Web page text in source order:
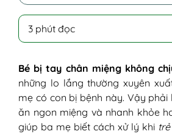
không ăn được
không chịu ăn
III - Cách chăm sóc trẻ
miệng
3 phút đọc
Bé bị tay chân miệng không
những lo lắng thường xuyên
mẹ có con bị bệnh này. Vậy
ăn ngon miệng và nhanh khỏe
giúp ba mẹ biết cách xử lý khi